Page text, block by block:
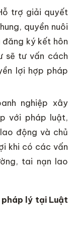
trợ giải quyết
quyền nuôi
ký kết hôn
sẽ tư vấn cách
lợi hợp pháp
nghiệp xây
với pháp luật,
động và chủ
khi có các vấn
tai nạn lao
pháp lý tại Luật